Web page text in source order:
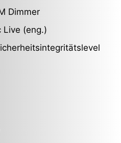
Dimmer
Live (eng.)